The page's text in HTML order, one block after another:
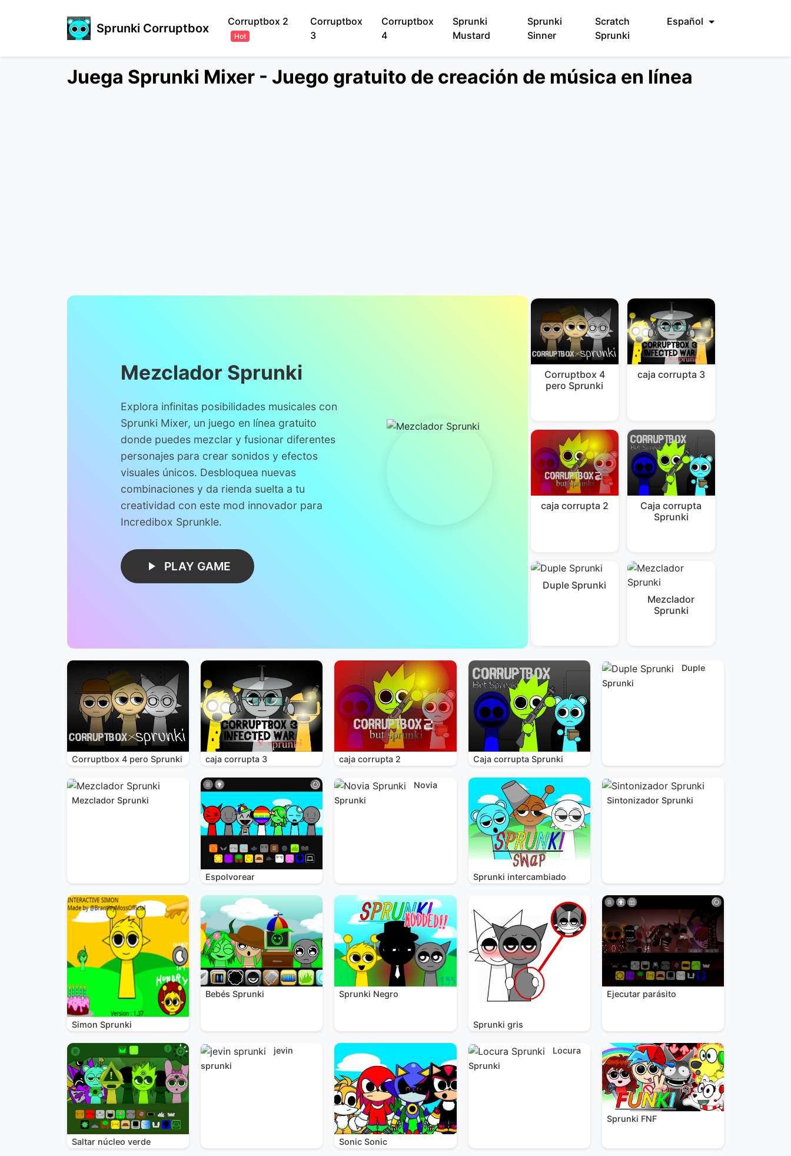
Sprunki Corruptbox Corruptbox 2
Hot
Corruptbox
3
Corruptbox
4
Sprunki
Mustard
Sprunki
Sinner
Scratch
Sprunki
Español
Juega Sprunki Mixer - Juego gratuito de creación de música en línea
Mezclador Sprunki
Explora infinitas posibilidades musicales con
Sprunki Mixer, un juego en línea gratuito
donde puedes mezclar y fusionar diferentes
personajes para crear sonidos y efectos
visuales únicos. Desbloquea nuevas
combinaciones y da rienda suelta a tu
creatividad con este mod innovador para
Incredibox Sprunkle.
PLAY GAME
Corruptbox 4
pero Sprunki
caja corrupta 3
caja corrupta 2
Caja corrupta
Sprunki
Duple Sprunki
Mezclador
Sprunki
Corruptbox 4 pero Sprunki caja corrupta 3 caja corrupta 2 Caja corrupta Sprunki
Duple
Sprunki
Mezclador Sprunki
Espolvorear
Novia
Sprunki
Sprunki intercambiado
Sintonizador Sprunki
Simon Sprunki
Bebés Sprunki Sprunki Negro
Sprunki gris
Ejecutar parásito
Saltar núcleo verde
jevin
sprunki
Sonic Sonic
Locura
Sprunki
Sprunki FNF